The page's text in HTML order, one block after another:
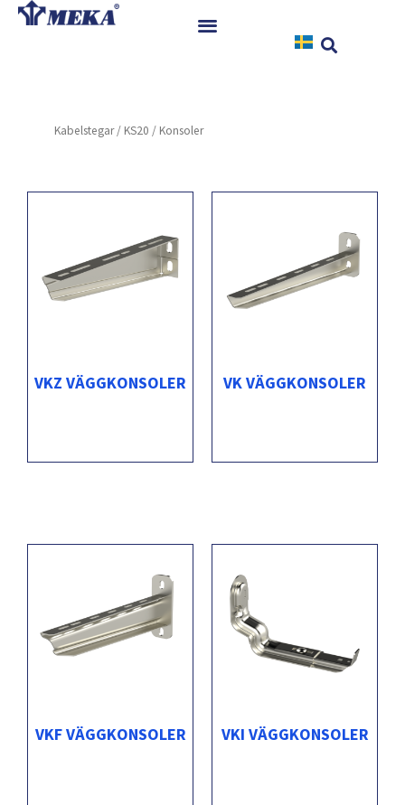
Hoppa
Referenser
Nedladdningar
Kontakt
Kabelstegar/ KS20 / Konsoler
VKZ VÄGGKONSOLER VK VÄGGKONSOLER
VKF VÄGGKONSOLER VKI VÄGGKONSOLER